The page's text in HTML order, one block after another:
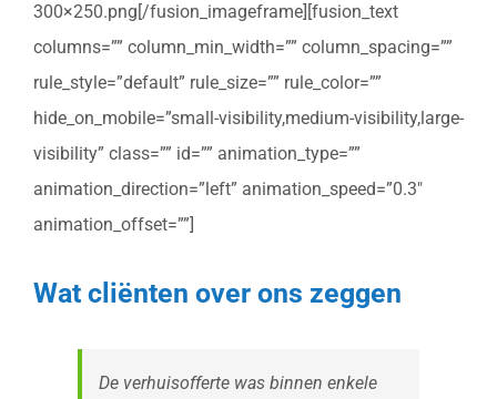
300×250.png[/fusion_imageframe][fusion_text
columns=”” column_min_width=”” column_spacing=””
rule_style=”default” rule_size=”” rule_color=””
hide_on_mobile=”small-visibility,medium-visibility,large-
visibility” class=”” id=”” animation_type=””
animation_direction=”left” animation_speed=”0.3″
animation_offset=””]
Wat cliënten over ons zeggen
De verhuisofferte was binnen enkele